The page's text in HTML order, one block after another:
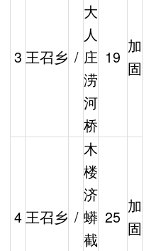
3 王召乡 /
大
人
庄
涝
河
桥
19
加
固
4王召乡 /
木
楼
济
蟒
截
25
加
固